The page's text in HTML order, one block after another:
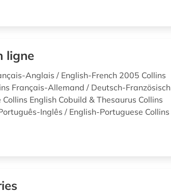
ligne
Anglais / English-French 2005 Collins
Français-Allemand / Deutsch-Französisch
English Cobuild & Thesaurus Collins
Inglês / English-Portuguese Collins